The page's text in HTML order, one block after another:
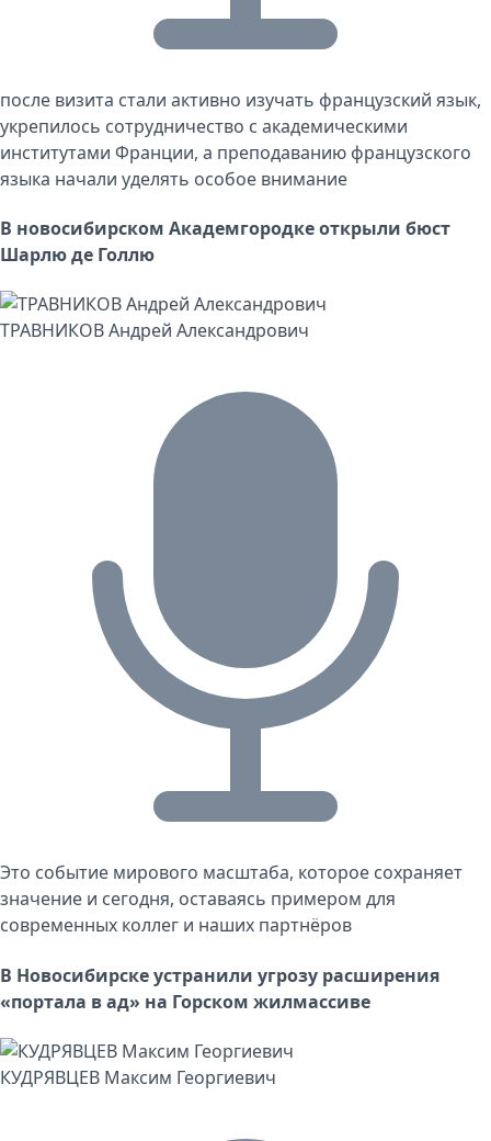
после визита стали активно изучать французский язык,
укрепилось сотрудничество с академическими
институтами Франции, а преподаванию французского
языка начали уделять особое внимание
В новосибирском Академгородке открыли бюст
Шарлю де Голлю
ТРАВНИКОВ Андрей Александрович
Это событие мирового масштаба, которое сохраняет
значение и сегодня, оставаясь примером для
современных коллег и наших партнёров
В Новосибирске устранили угрозу расширения
«портала в ад» на Горском жилмассиве
КУДРЯВЦЕВ Максим Георгиевич